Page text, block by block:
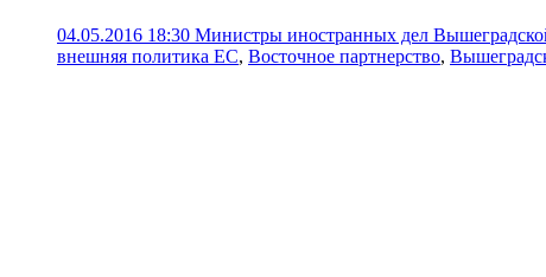
04.05.2016 18:30 Министры иностранных дел
внешняя политика ЕС, Восточное партнерство,